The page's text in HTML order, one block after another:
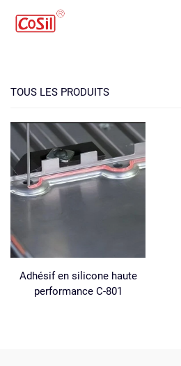
TOUS LES PRODUITS
Adhésif en silicone haute
performance C-801